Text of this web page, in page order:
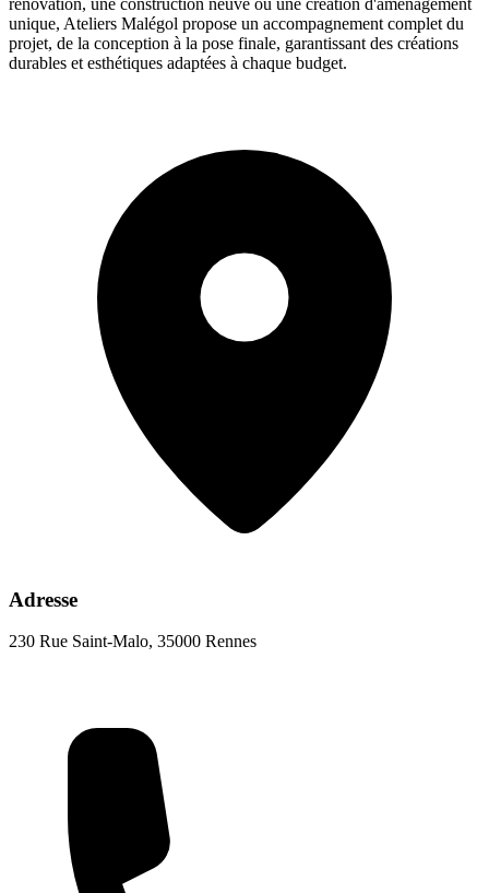
unique, Ateliers Malégol propose un accompagnement complet du
projet, de la conception à la pose finale, garantissant des créations
durables et esthétiques adaptées à chaque budget.
Adresse
230 Rue Saint-Malo, 35000 Rennes